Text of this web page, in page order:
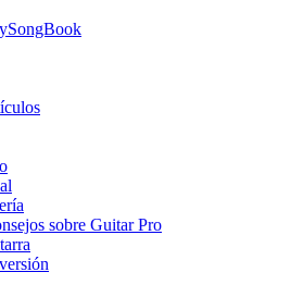
sobre Guitar Pro